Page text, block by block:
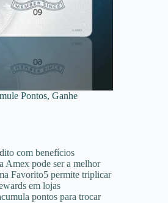
Pontos, Ganhe
com benefícios
Amex pode ser a melhor
Favorito5 permite triplicar
em lojas
pontos para trocar